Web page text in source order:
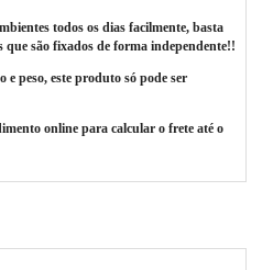
todos os dias facilmente, basta
que são fixados de forma independente!!
peso, este produto só pode ser
online para calcular o frete até o